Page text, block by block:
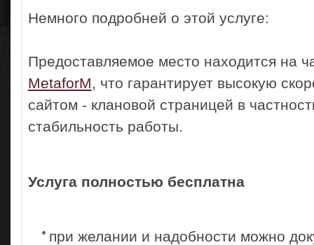
Немного подробней о этой услуге:
Предоставляемое место находится на
MetaforM, что гарантирует высокую
сайтом - клановой страницей в
стабильность работы.
Услуга полностью бесплатна
при желании и надобности можно